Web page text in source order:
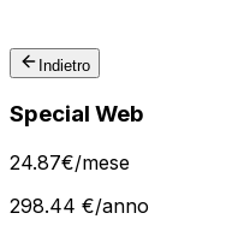
Indietro
Special Web
24.87€/mese
298.44 €/anno